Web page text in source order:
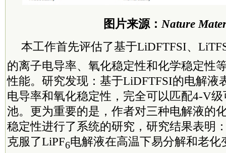
图片来源： Nature
本工作首先评估了基于LiDFTFSI、
的离子电导率、氧化稳定性和化学稳定性
性能。研究发现：基于LiDFTFSI的电解液
电导率和氧化稳定性，完全可以匹配4-V
池。更为重要的是，作者对三种电解液的
稳定性进行了系统的研究，研究结果表明
克服了LiPF6电解液在高温下易分解和老化